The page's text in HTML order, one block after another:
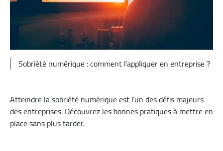
Sobriété numérique : comment l’appliquer en entreprise ?
Atteindre la sobriété numérique est l’un des défis majeurs
des entreprises. Découvrez les bonnes pratiques à mettre en
place sans plus tarder.